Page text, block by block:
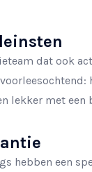
dat ook
lekker met een
een